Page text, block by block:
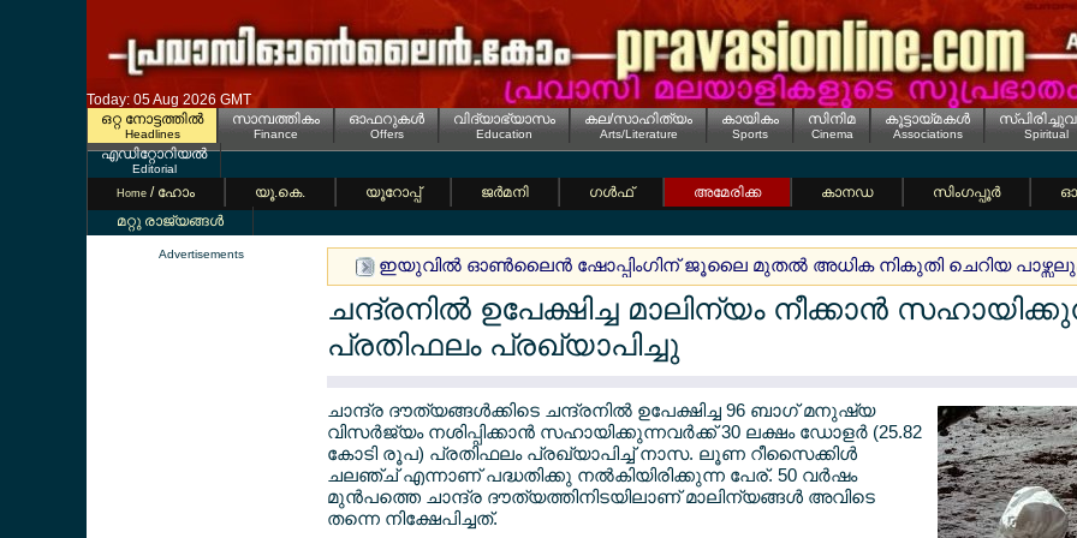
Today: 05 Aug 2026 GMT
ഒറ്റ നോട്ടത്തില്‍
Headlines
സാമ്പത്തികം
Finance
ഓഫറുകള്‍
Offers
വിദ്യാഭ്യാസം
Education
കല/സാഹിത്യം
Arts/Literature
കായികം
Sports
സിനിമ
Cinema
കൂട്ടായ്മകള്‍
Associations Spiritual
എഡിറ്റോറിയല്‍
Editorial
Home / ഹോം യൂ.കെ. യൂറോപ്പ് ജര്‍മനി ഗള്‍ഫ് അമേരിക്ക കാനഡ സിംഗപ്പൂര്‍
മറ്റു രാജ്യങ്ങള്‍
Advertisements
ഇയുവില്‍ ഓണ്‍ലൈന്‍ ഷോപ്പിംഗിന് ജൂലൈ മുതല്‍ അധിക നികുതി ചെറിയ
ചന്ദ്രനില്‍ ഉപേക്ഷിച്ച മാലിന്യം നീക്കാന്‍
പ്രതിഫലം പ്രഖ്യാപിച്ചു
ചാന്ദ്ര ദൗത്യങ്ങള്‍ക്കിടെ ചന്ദ്രനില്‍ ഉപേക്ഷിച്ച 96 ബാഗ് മനുഷ്യ
വിസര്‍ജ്യം നശിപ്പിക്കാന്‍ സഹായിക്കുന്നവര്‍ക്ക് 30 ലക്ഷം ഡോളര്‍ (25.82
കോടി രൂപ) പ്രതിഫലം പ്രഖ്യാപിച്ച് നാസ. ലൂണ റീസൈക്കിള്‍
ചലഞ്ച് എന്നാണ് പദ്ധതിക്കു നല്‍കിയിരിക്കുന്ന പേര്. 50 വര്‍ഷം
മുന്‍പത്തെ ചാന്ദ്ര ദൗത്യത്തിനിടയിലാണ് മാലിന്യങ്ങള്‍ അവിടെ
തന്നെ നിക്ഷേപിച്ചത്.